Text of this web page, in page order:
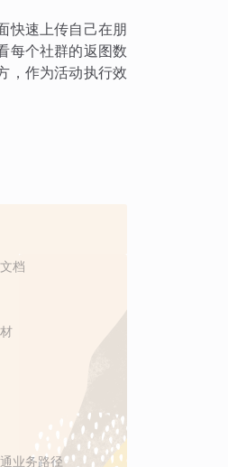
快速上传自己在朋
每个社群的返图数
，作为活动执行效
档
业务路径